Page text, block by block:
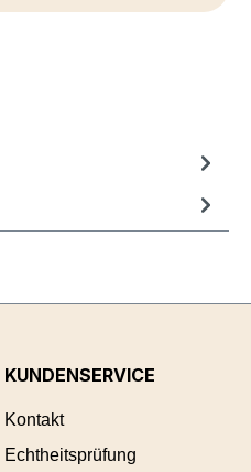
KUNDENSERVICE
Kontakt
Echtheitsprüfung